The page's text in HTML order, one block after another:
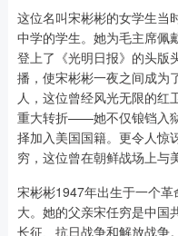
这位名叫宋彬彬的女学生当
中学的学生。她为毛主席佩
登上了《光明日报》的头版
播，使宋彬彬一夜之间成为
人，这位曾经风光无限的红
重大转折——她不仅锒铛入
择加入美国国籍。更令人惊
穷，这位曾在朝鲜战场上与
宋彬彬1947年出生于一个
大。她的父亲宋任穷是中国
长征、抗日战争和解放战争